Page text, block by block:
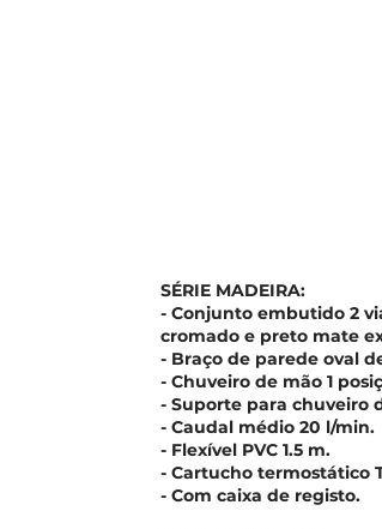
SÉRIE MADEIRA:
- Conjunto embutido 2
cromado e preto mate
- Braço de parede oval
- Chuveiro de mão 1
- Suporte para chuveiro
- Caudal médio 20 l/min.
- Flexível PVC 1.5 m.
- Cartucho termostático
- Com caixa de registo.